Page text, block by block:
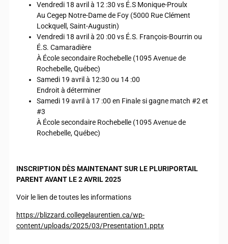
Vendredi 18 avril à 12 :30 vs É.S Monique-Proulx
Au Cegep Notre-Dame de Foy (5000 Rue Clément
Lockquell, Saint-Augustin)
Vendredi 18 avril à 20 :00 vs É.S. François-Bourrin ou
É.S. Camaradière
À École secondaire Rochebelle (1095 Avenue de
Rochebelle, Québec)
Samedi 19 avril à 12:30 ou 14 :00
Endroit à déterminer
Samedi 19 avril à 17 :00 en Finale si gagne match #2 et
#3
À École secondaire Rochebelle (1095 Avenue de
Rochebelle, Québec)
INSCRIPTION DÈS MAINTENANT SUR LE PLURIPORTAIL
PARENT AVANT LE 2 AVRIL 2025
Voir le lien de toutes les informations
https://blizzard.collegelaurentien.ca/wp-
content/uploads/2025/03/Presentation1.pptx